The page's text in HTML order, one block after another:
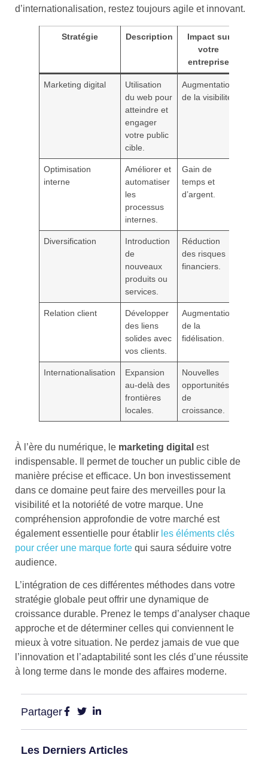
d’internationalisation, restez toujours agile et innovant.
Stratégie Description
Impact sur
votre
entreprise
Marketing digital
Utilisation
du web pour
atteindre et
engager
votre public
cible.
Augmentation
de la visibilité.
Optimisation
interne
Améliorer et
automatiser
les
processus
internes.
Gain de
temps et
d’argent.
Diversification
Introduction
de
nouveaux
produits ou
services.
Réduction
des risques
financiers.
Relation client
Développer
des liens
solides avec
vos clients.
Augmentation
de la
fidélisation.
Internationalisation
Expansion
au-delà des
frontières
locales.
Nouvelles
opportunités
de
croissance.
À l’ère du numérique, le marketing digital est
indispensable. Il permet de toucher un public cible de
manière précise et efficace. Un bon investissement
dans ce domaine peut faire des merveilles pour la
visibilité et la notoriété de votre marque. Une
compréhension approfondie de votre marché est
également essentielle pour établir les éléments clés
pour créer une marque forte qui saura séduire votre
audience.
L’intégration de ces différentes méthodes dans votre
stratégie globale peut offrir une dynamique de
croissance durable. Prenez le temps d’analyser chaque
approche et de déterminer celles qui conviennent le
mieux à votre situation. Ne perdez jamais de vue que
l’innovation et l’adaptabilité sont les clés d’une réussite
à long terme dans le monde des affaires moderne.
Partager
Les Derniers Articles